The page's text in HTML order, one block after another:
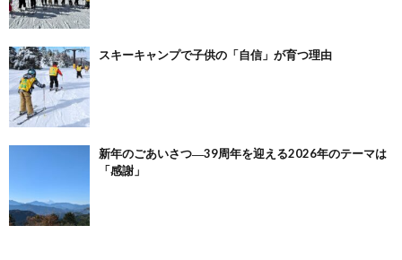
スキーキャンプで子供の「自信」が育つ理由
新年のごあいさつ―39周年を迎える2026年のテーマは
「感謝」